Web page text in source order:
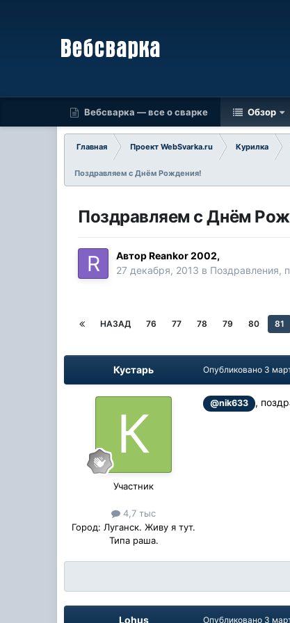
Вебсварка — все о сварке Обзор
Главная Проект WebSvarka.ru Курилка
Поздравляем с Днём Рождения!
Поздравляем с Днём
АвторReankor 2002,
27 декабря, 2013 в Поздравления,
НАЗАД 76 77 78 79 80 81
Кустарь
Участник
4,7 тыс
Город: Луганск. Живу я тут.
Типа раша.
Опубликовано 3
@nik633 ,
Lohus Опубликовано 3